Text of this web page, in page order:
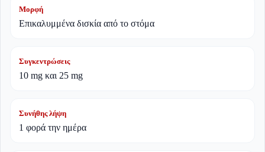
Μορφή
Επικαλυμμένα δισκία από το στόμα
Συγκεντρώσεις
10 mg και 25 mg
Συνήθης λήψη
1 φορά την ημέρα